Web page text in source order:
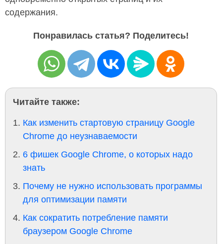
содержания.
Понравилась статья? Поделитесь!
Читайте также:
Как изменить стартовую страницу Google
Chrome до неузнаваемости
6 фишек Google Chrome, о которых надо
знать
Почему не нужно использовать программы
для оптимизации памяти
Как сократить потребление памяти
браузером Google Chrome